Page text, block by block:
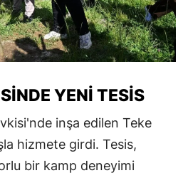
YENI TESIS
inşa edilen Teke
hizmete girdi. Tesis,
bir kamp deneyimi